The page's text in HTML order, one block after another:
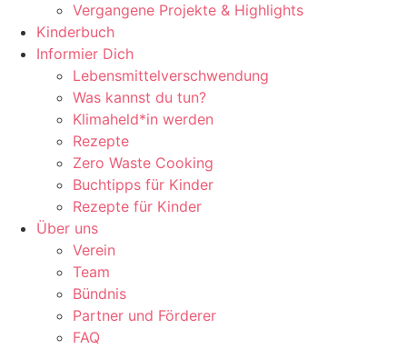
Vergangene Projekte & Highlights
Kinderbuch
Informier Dich
Lebensmittelverschwendung
Was kannst du tun?
Klimaheld*in werden
Rezepte
Zero Waste Cooking
Buchtipps für Kinder
Rezepte für Kinder
Über uns
Verein
Team
Bündnis
Partner und Förderer
FAQ